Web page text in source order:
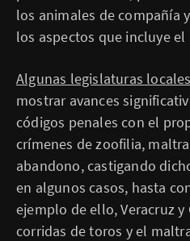
los animales de compañía
los aspectos que incluye
Algunas legislaturas locales
mostrar avances
códigos penales con el
crímenes de zoofilia,
abandono, castigando
en algunos casos, hasta
ejemplo de ello, Veracruz
corridas de toros y el